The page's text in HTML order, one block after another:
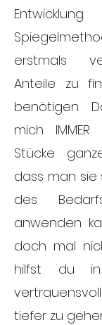
erstmals
Anteile zu
benötigen.
mich
Stücke
dass man
des
anwenden
doch mal
hilfst du
tiefer zu